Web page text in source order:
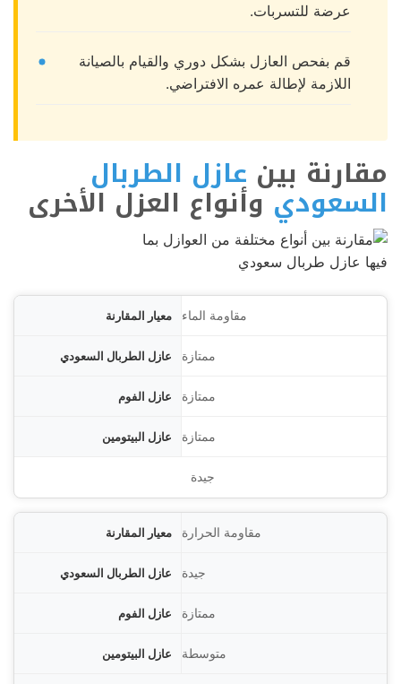
عرضة للتسربات.
قم بفحص العازل بشكل دوري والقيام بالصيانة
اللازمة لإطالة عمره الافتراضي.
مقارنة بين عازل الطربال
السعوديوأنواع العزل الأخرى
مقاومة الماء
ممتازة
ممتازة
ممتازة
جيدة
مقاومة الحرارة
جيدة
ممتازة
متوسطة